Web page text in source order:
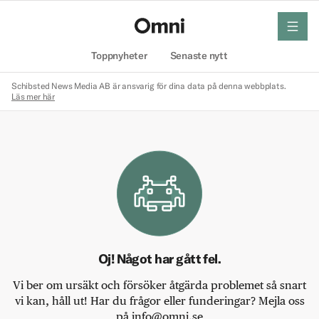
Toppnyheter Senaste nytt
meny
Schibsted News Media AB är ansvarig för dina data på denna webbplats.
Läs mer här
Oj! Något har gått fel.
Vi ber om ursäkt och försöker åtgärda problemet så snart
vi kan, håll ut! Har du frågor eller funderingar? Mejla oss